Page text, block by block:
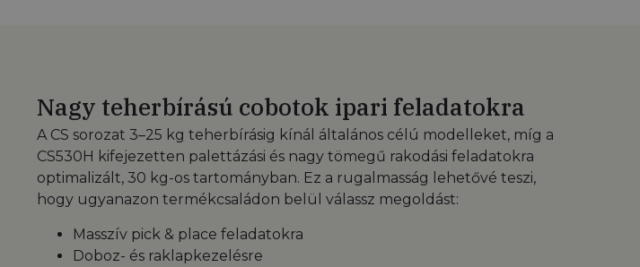
Nagy teherbírású cobotok ipari feladatokra
A CS sorozat 3–25 kg teherbírásig kínál általános célú modelleket, míg a
CS530H kifejezetten palettázási és nagy tömegű rakodási feladatokra
optimalizált, 30 kg-os tartományban. Ez a rugalmasság lehetővé teszi,
hogy ugyanazon termékcsaládon belül válassz megoldást:
Masszív pick & place feladatokra
Doboz- és raklapkezelésre